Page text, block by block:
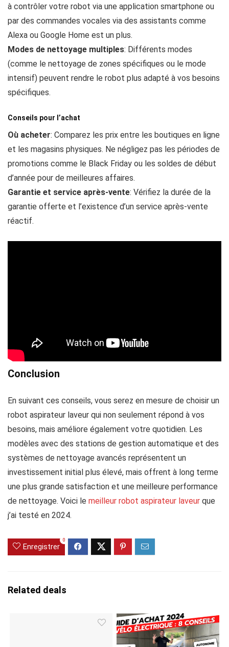
à contrôler votre robot via une application smartphone ou
par des commandes vocales via des assistants comme
Alexa ou Google Home est un plus.
Modes de nettoyage multiples: Différents modes
(comme le nettoyage de zones spécifiques ou le mode
intensif) peuvent rendre le robot plus adapté à vos besoins
spécifiques.
Conseils pour l’achat
Où acheter: Comparez les prix entre les boutiques en ligne
et les magasins physiques. Ne négligez pas les périodes de
promotions comme le Black Friday ou les soldes de début
d’année pour de meilleures affaires.
Garantie et service après-vente: Vérifiez la durée de la
garantie offerte et l’existence d’un service après-vente
réactif.
Conclusion
En suivant ces conseils, vous serez en mesure de choisir un
robot aspirateur laveur qui non seulement répond à vos
besoins, mais améliore également votre quotidien. Les
modèles avec des stations de gestion automatique et des
systèmes de nettoyage avancés représentent un
investissement initial plus élevé, mais offrent à long terme
une plus grande satisfaction et une meilleure performance
de nettoyage. Voici le meilleur robot aspirateur laveur que
j’ai testé en 2024.
Enregistrer
0
Related deals